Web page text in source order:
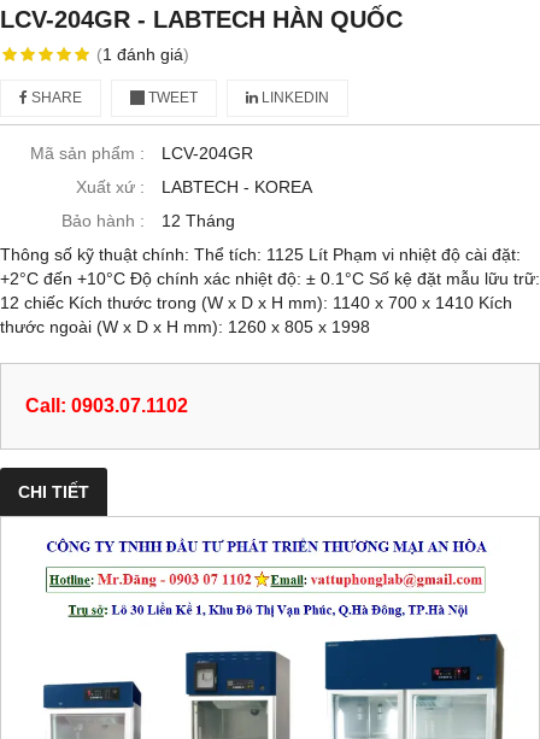
LCV-204GR - LABTECH HÀN QUỐC
(1 đánh giá)
SHARE TWEET LINKEDIN
Mã sản phẩm :
LCV-204GR
Xuất xứ :
LABTECH - KOREA
Bảo hành :
12 Tháng
Thông số kỹ thuật chính: Thể tích: 1125 Lít Phạm vi nhiệt độ cài đặt:
+2°C đến +10°C Độ chính xác nhiệt độ: ± 0.1°C Số kệ đặt mẫu lữu trữ:
12 chiếc Kích thước trong (W x D x H mm): 1140 x 700 x 1410 Kích
thước ngoài (W x D x H mm): 1260 x 805 x 1998
Call: 0903.07.1102
CHI TIẾT